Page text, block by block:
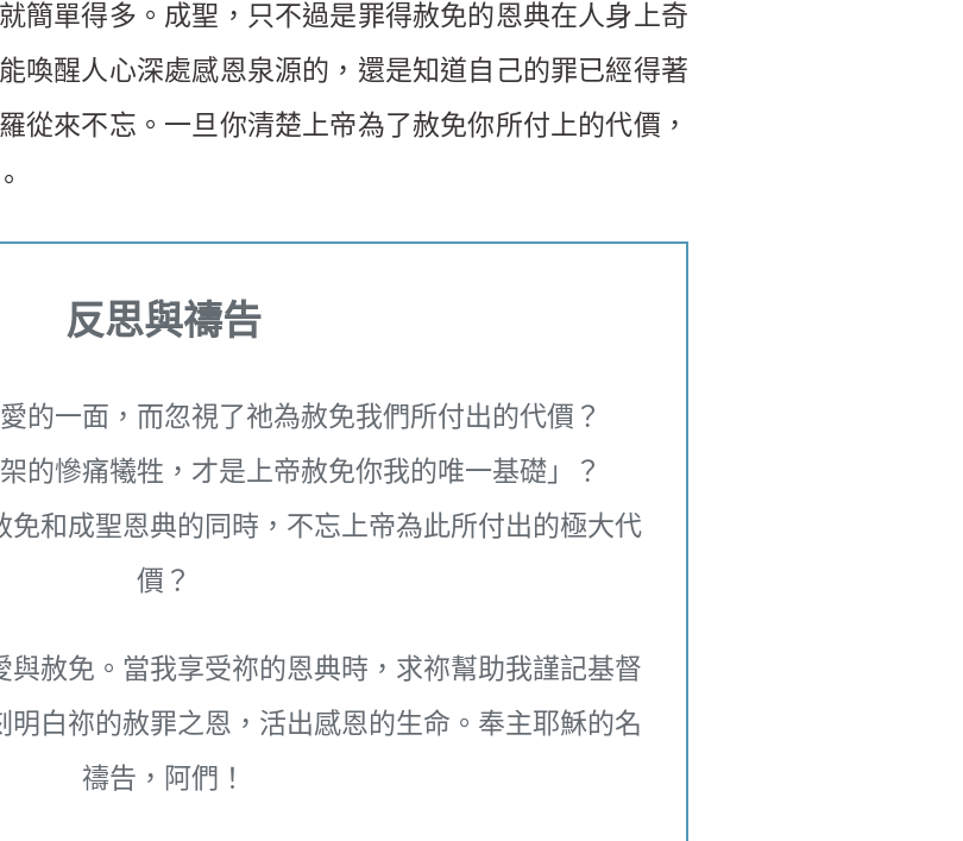
簡單得多。成聖，只不過是罪得赦免的恩典在人身上奇
喚醒人心深處感恩泉源的，還是知道自己的罪已經得著
從來不忘。一旦你清楚上帝為了赦免你所付上的代價，
反思與禱告
的一面，而忽視了祂為赦免我們所付出的代價？
的慘痛犧牲，才是上帝赦免你我的唯一基礎」？
和成聖恩典的同時，不忘上帝為此所付出的極大代
價？
赦免。當我享受祢的恩典時，求祢幫助我謹記基督
白祢的赦罪之恩，活出感恩的生命。奉主耶穌的名
禱告，阿們！